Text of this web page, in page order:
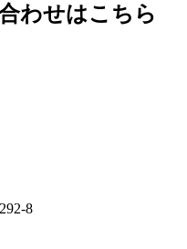
わせはこちら
8